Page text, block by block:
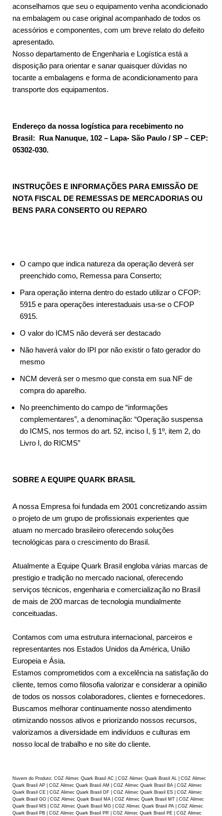
aconselhamos que seu o equipamento venha acondicionado
na embalagem ou case original acompanhado de todos os
acessórios e componentes, com um breve relato do defeito
apresentado.
Nosso departamento de Engenharia e Logística está a
disposição para orientar e sanar quaisquer dúvidas no
tocante a embalagens e forma de acondicionamento para
transporte dos equipamentos.
Endereço da nossa logística para recebimento no
Brasil: Rua Nanuque, 102 – Lapa- São Paulo / SP – CEP:
05302-030.
INSTRUÇÕES E INFORMAÇÕES PARA EMISSÃO DE
NOTA FISCAL DE REMESSAS DE MERCADORIAS OU
BENS PARA CONSERTO OU REPARO
O campo que indica natureza da operação deverá ser
preenchido como, Remessa para Conserto;
Para operação interna dentro do estado utilizar o CFOP:
5915 e para operações interestaduais usa-se o CFOP
6915.
O valor do ICMS não deverá ser destacado
Não haverá valor do IPI por não existir o fato gerador do
mesmo
NCM deverá ser o mesmo que consta em sua NF de
compra do aparelho.
No preenchimento do campo de “informações
complementares”, a denominação: “Operação suspensa
do ICMS, nos termos do art. 52, inciso I, § 1º, item 2, do
Livro I, do RICMS”
SOBRE A EQUIPE QUARK BRASIL
A nossa Empresa foi fundada em 2001 concretizando assim
o projeto de um grupo de profissionais experientes que
atuam no mercado brasileiro oferecendo soluções
tecnológicas para o crescimento do Brasil.
Atualmente a Equipe Quark Brasil engloba várias marcas de
prestigio e tradição no mercado nacional, oferecendo
serviços técnicos, engenharia e comercialização no Brasil
de mais de 200 marcas de tecnologia mundialmente
conceituadas.
Contamos com uma estrutura internacional, parceiros e
representantes nos Estados Unidos da América, União
Europeia e Ásia.
Estamos comprometidos com a excelência na satisfação do
cliente, temos como filosofia valorizar e considerar a opinião
de todos os nossos colaboradores, clientes e fornecedores.
Buscamos melhorar continuamente nosso atendimento
otimizando nossos ativos e priorizando nossos recursos,
valorizamos a diversidade em indivíduos e culturas em
nosso local de trabalho e no site do cliente.
Nuvem do Produto: CGZ Alimec Quark Brasil AC | CGZ Alimec Quark Brasil AL | CGZ Alimec
Quark Brasil AP | CGZ Alimec Quark Brasil AM | CGZ Alimec Quark Brasil BA | CGZ Alimec
Quark Brasil CE | CGZ Alimec Quark Brasil DF | CGZ Alimec Quark Brasil ES | CGZ Alimec
Quark Brasil GO | CGZ Alimec Quark Brasil MA | CGZ Alimec Quark Brasil MT | CGZ Alimec
Quark Brasil MS | CGZ Alimec Quark Brasil MG | CGZ Alimec Quark Brasil PA | CGZ Alimec
Quark Brasil PB | CGZ Alimec Quark Brasil PR | CGZ Alimec Quark Brasil PE | CGZ Alimec